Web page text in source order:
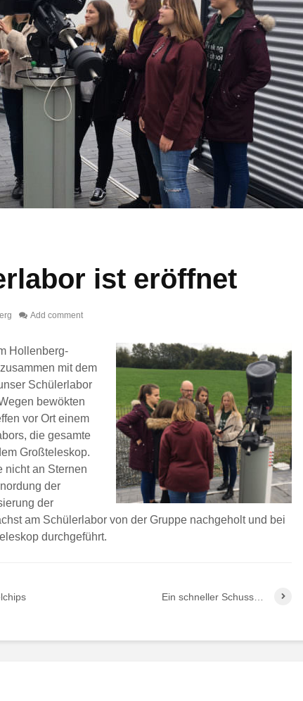
ist eröffnet
Add comment
Hollenberg-
mit dem
Schülerlabor
bewökten
vor Ort einem
die gesamte
Großteleskop.
nicht an Sternen
der
der
am Schülerlabor von der Gruppe nachgeholt und bei
durchgeführt.
Ein schneller Schuss…